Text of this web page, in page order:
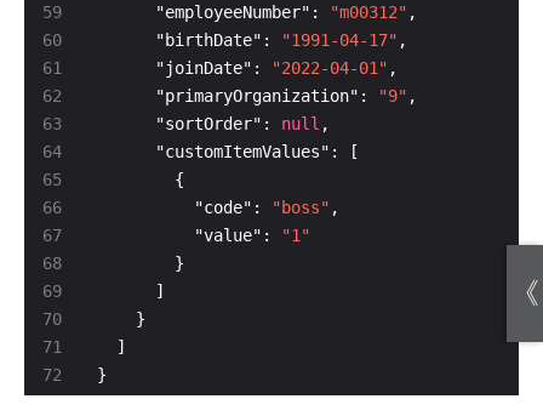
59
60
63
64
65
66
67
68
69
70
      "employeeNumber":
"m00312"
      "birthDate":
"1991-04-17"
      "joinDate":
"2022-04-01"
      "primaryOrganization":
"9"
      "sortOrder":
null
          "code":
"boss"
          "value":
"1"
}
《